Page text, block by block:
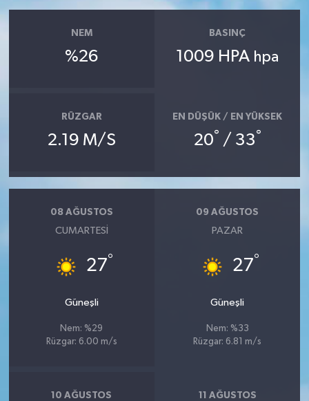
NEM
%26
BASINÇ
1009 HPA hpa
RÜZGAR
2.19 M/S
EN DÜŞÜK / EN YÜKSEK
20° / 33°
08 AĞUSTOS
CUMARTESI
27°
Güneşli
Nem: %29
Rüzgar: 6.00 m/s
09 AĞUSTOS
PAZAR
27°
Güneşli
Nem: %33
Rüzgar: 6.81 m/s
10 AĞUSTOS 11 AĞUSTOS